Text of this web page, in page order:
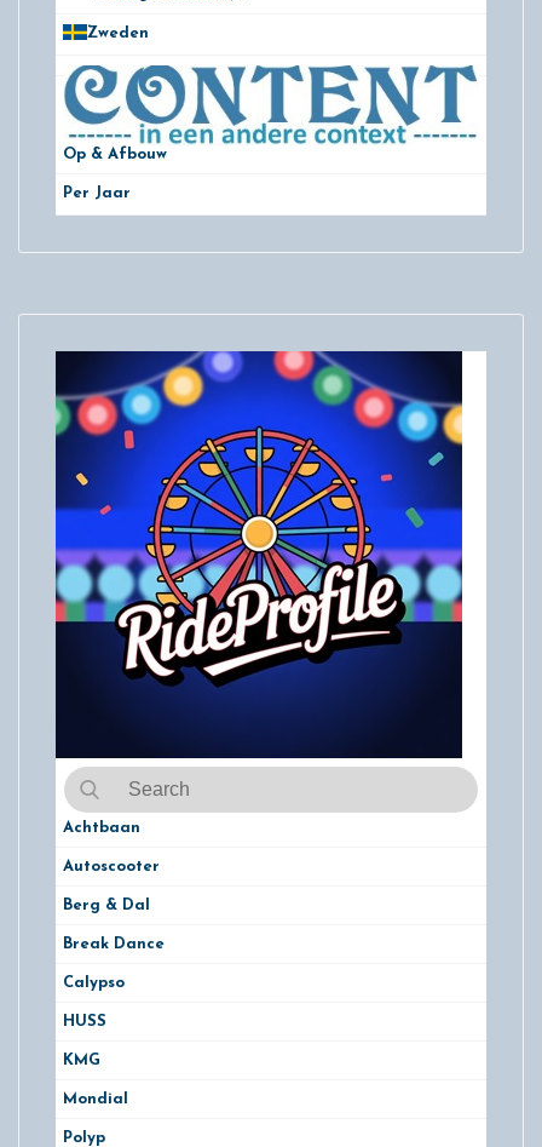
Zweden
Op & Afbouw
Per Jaar
Achtbaan
Autoscooter
Berg & Dal
Break Dance
Calypso
HUSS
KMG
Mondial
Polyp